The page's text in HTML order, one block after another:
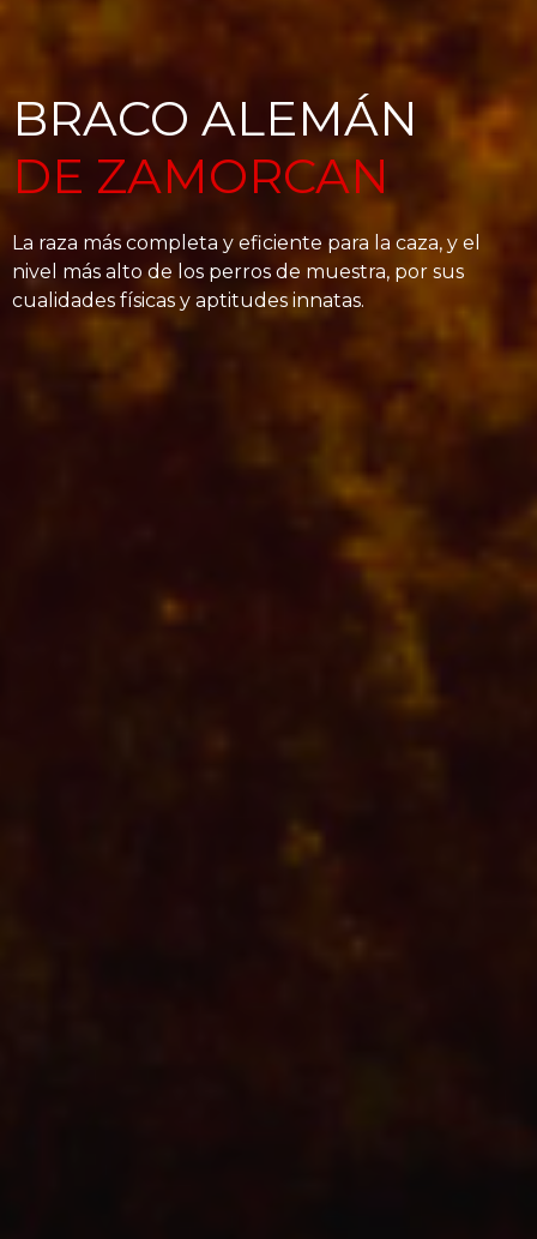
BRACO ALEMÁN
DE ZAMORCAN
La raza más completa y eficiente para la caza, y el
nivel más alto de los perros de muestra, por sus
cualidades físicas y aptitudes innatas.